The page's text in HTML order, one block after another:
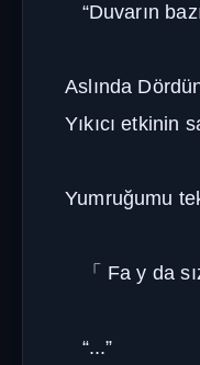
“Duvarın
Aslında
Yıkıcı etkinin
Yumruğumu
「 Fa y da
“...”